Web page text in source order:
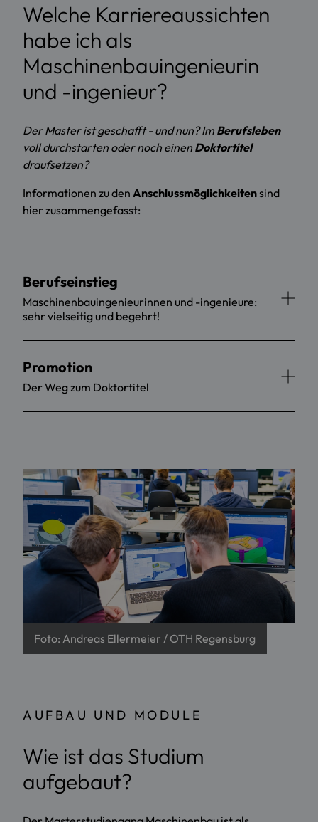
Welche Karriereaussichten
habe ich als
Maschinenbauingenieurin
und -ingenieur?
Der Master ist geschafft - und nun? Im Berufsleben
voll durchstarten oder noch einen Doktortitel
draufsetzen?
Informationen zu den Anschlussmöglichkeitensind
hier zusammengefasst:
Berufseinstieg
Maschinenbauingenieurinnen und -ingenieure:
sehr vielseitig und begehrt!
Promotion
Der Weg zum Doktortitel
Foto: Andreas Ellermeier / OTH Regensburg
AUFBAU UND MODULE
Wie ist das Studium
aufgebaut?